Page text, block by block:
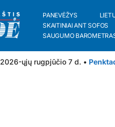
PANEVĖŽYS
SKAITINIAI ANT SOFOS
SAUGUMO
2026-ųjų rugpjūčio 7 d. •